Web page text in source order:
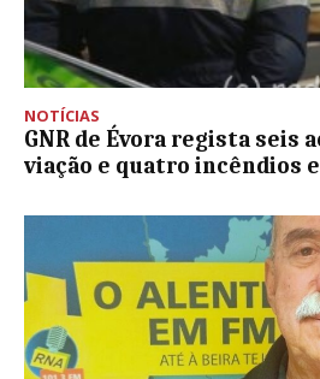
NOTÍCIAS
GNR de Évora regista seis
viação e quatro incêndios